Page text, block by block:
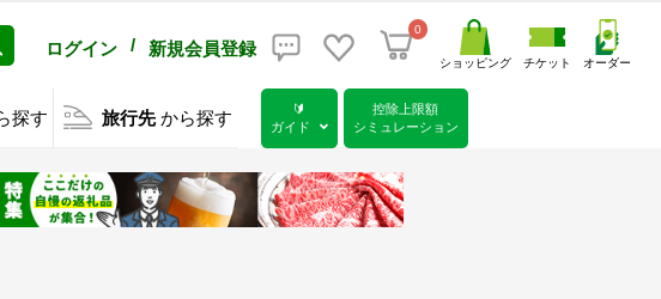
ログイン / 新規会員登録
0
ショッピング チケット オーダー
探す 旅行先 から探す
🔰
ガイド
控除上限額
シミュレーション